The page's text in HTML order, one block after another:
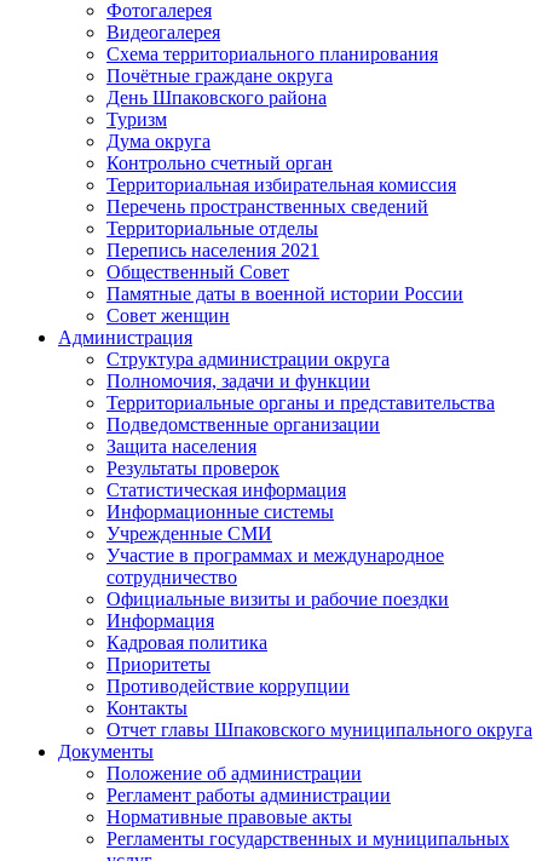
Фотогалерея
Видеогалерея
Схема территориального планирования
Почётные граждане округа
День Шпаковского района
Туризм
Дума округа
Контрольно счетный орган
Территориальная избирательная комиссия
Перечень пространственных сведений
Территориальные отделы
Перепись населения 2021
Общественный Совет
Памятные даты в военной истории России
Совет женщин
Администрация
Структура администрации округа
Полномочия, задачи и функции
Территориальные органы и представительства
Подведомственные организации
Защита населения
Результаты проверок
Статистическая информация
Информационные системы
Учрежденные СМИ
Участие в программах и международное
сотрудничество
Официальные визиты и рабочие поездки
Информация
Кадровая политика
Приоритеты
Противодействие коррупции
Контакты
Отчет главы Шпаковского муниципального округа
Документы
Положение об администрации
Регламент работы администрации
Нормативные правовые акты
Регламенты государственных и муниципальных